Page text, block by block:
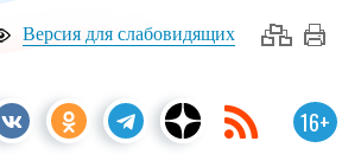
Версия для слабовидящих
16+